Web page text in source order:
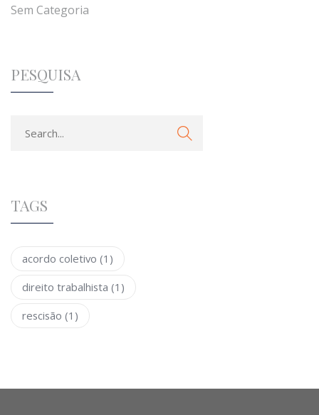
Sem Categoria
PESQUISA
TAGS
acordo coletivo (1)
direito trabalhista (1)
rescisão (1)